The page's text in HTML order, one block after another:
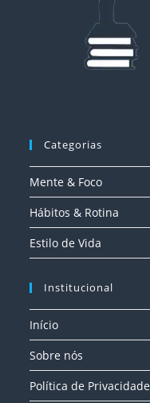
Categorias
Mente & Foco
Hábitos & Rotina
Estilo de Vida
Institucional
Início
Sobre nós
Política de Privacidade